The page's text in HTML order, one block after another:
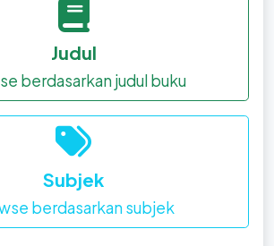
Judul
berdasarkan judul buku
Subjek
berdasarkan subjek